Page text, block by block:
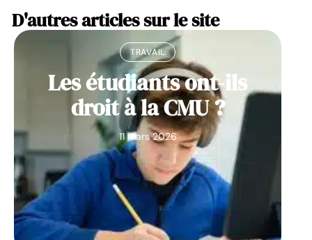
D'autres articles sur le site
TRAVAIL
Les étudiants ont-ils
droit à la CMU ?
11 mars 2026